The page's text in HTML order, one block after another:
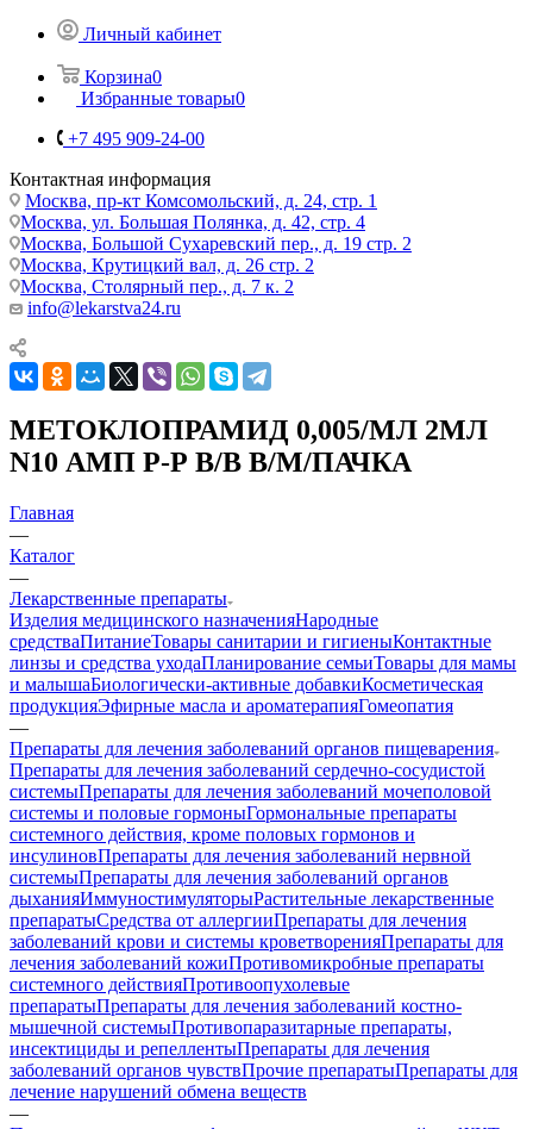
Личный кабинет
Корзина0
Избранные товары0
+7 495 909-24-00
Контактная информация
Москва, пр-кт Комсомольский, д. 24, стр. 1
Москва, ул. Большая Полянка, д. 42, стр. 4
Москва, Большой Сухаревский пер., д. 19 стр. 2
Москва, Крутицкий вал, д. 26 стр. 2
Москва, Столярный пер., д. 7 к. 2
info@lekarstva24.ru
МЕТОКЛОПРАМИД 0,005/МЛ 2МЛ
N10 АМП Р-Р В/В В/М/ПАЧКА
Главная
—
Каталог
—
Лекарственные препараты
Изделия медицинского назначенияНародные
средстваПитаниеТовары санитарии и гигиеныКонтактные
линзы и средства уходаПланирование семьиТовары для мамы
и малышаБиологически-активные добавкиКосметическая
продукцияЭфирные масла и ароматерапияГомеопатия
—
Препараты для лечения заболеваний органов пищеварения
Препараты для лечения заболеваний сердечно-сосудистой
системыПрепараты для лечения заболеваний мочеполовой
системы и половые гормоныГормональные препараты
системного действия, кроме половых гормонов и
инсулиновПрепараты для лечения заболеваний нервной
системыПрепараты для лечения заболеваний органов
дыханияИммуностимуляторыРастительные лекарственные
препаратыСредства от аллергииПрепараты для лечения
заболеваний крови и системы кроветворенияПрепараты для
лечения заболеваний кожиПротивомикробные препараты
системного действияПротивоопухолевые
препаратыПрепараты для лечения заболеваний костно-
мышечной системыПротивопаразитарные препараты,
инсектициды и репеллентыПрепараты для лечения
заболеваний органов чувствПрочие препаратыПрепараты для
лечение нарушений обмена веществ
—